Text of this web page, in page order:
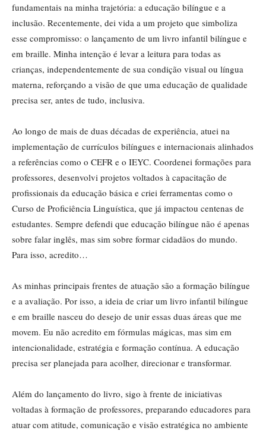
fundamentais na minha trajetória: a educação bilíngue e a
inclusão. Recentemente, dei vida a um projeto que simboliza
esse compromisso: o lançamento de um livro infantil bilíngue e
em braille. Minha intenção é levar a leitura para todas as
crianças, independentemente de sua condição visual ou língua
materna, reforçando a visão de que uma educação de qualidade
precisa ser, antes de tudo, inclusiva.
Ao longo de mais de duas décadas de experiência, atuei na
implementação de currículos bilíngues e internacionais alinhados
a referências como o CEFR e o IEYC. Coordenei formações para
professores, desenvolvi projetos voltados à capacitação de
profissionais da educação básica e criei ferramentas como o
Curso de Proficiência Linguística, que já impactou centenas de
estudantes. Sempre defendi que educação bilíngue não é apenas
sobre falar inglês, mas sim sobre formar cidadãos do mundo.
Para isso, acredito…
As minhas principais frentes de atuação são a formação bilíngue
e a avaliação. Por isso, a ideia de criar um livro infantil bilíngue
e em braille nasceu do desejo de unir essas duas áreas que me
movem. Eu não acredito em fórmulas mágicas, mas sim em
intencionalidade, estratégia e formação contínua. A educação
precisa ser planejada para acolher, direcionar e transformar.
Além do lançamento do livro, sigo à frente de iniciativas
voltadas à formação de professores, preparando educadores para
atuar com atitude, comunicação e visão estratégica no ambiente